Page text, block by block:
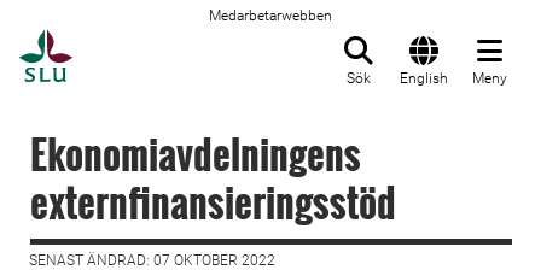
Medarbetarwebben
Sök English Meny
Ekonomiavdelningens
externfinansieringsstöd
SENAST ÄNDRAD: 07 OKTOBER 2022